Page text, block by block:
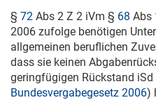
§ 72 Abs 2 Z 2 iVm § 68 Abs
2006 zufolge benötigen
allgemeinen beruflichen
dass sie keinen
geringfügigen Rückstand iSd
Bundesvergabegesetz 2006)